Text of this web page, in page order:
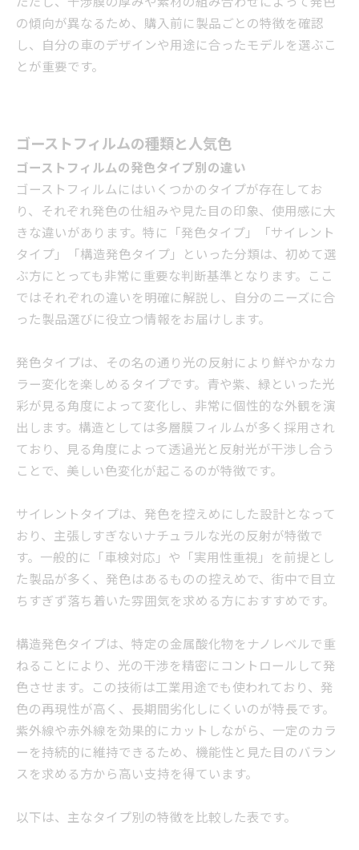
の傾向が異なるため、購入前に製品ごとの特徴を確認
し、自分の車のデザインや用途に合ったモデルを選ぶこ
とが重要です。
ゴーストフィルムの種類と人気色
ゴーストフィルムの発色タイプ別の違い
ゴーストフィルムにはいくつかのタイプが存在してお
り、それぞれ発色の仕組みや見た目の印象、使用感に大
きな違いがあります。特に「発色タイプ」「サイレント
タイプ」「構造発色タイプ」といった分類は、初めて選
ぶ方にとっても非常に重要な判断基準となります。ここ
ではそれぞれの違いを明確に解説し、自分のニーズに合
った製品選びに役立つ情報をお届けします。
発色タイプは、その名の通り光の反射により鮮やかなカ
ラー変化を楽しめるタイプです。青や紫、緑といった光
彩が見る角度によって変化し、非常に個性的な外観を演
出します。構造としては多層膜フィルムが多く採用され
ており、見る角度によって透過光と反射光が干渉し合う
ことで、美しい色変化が起こるのが特徴です。
サイレントタイプは、発色を控えめにした設計となって
おり、主張しすぎないナチュラルな光の反射が特徴で
す。一般的に「車検対応」や「実用性重視」を前提とし
た製品が多く、発色はあるものの控えめで、街中で目立
ちすぎず落ち着いた雰囲気を求める方におすすめです。
構造発色タイプは、特定の金属酸化物をナノレベルで重
ねることにより、光の干渉を精密にコントロールして発
色させます。この技術は工業用途でも使われており、発
色の再現性が高く、長期間劣化しにくいのが特長です。
紫外線や赤外線を効果的にカットしながら、一定のカラ
ーを持続的に維持できるため、機能性と見た目のバラン
スを求める方から高い支持を得ています。
以下は、主なタイプ別の特徴を比較した表です。